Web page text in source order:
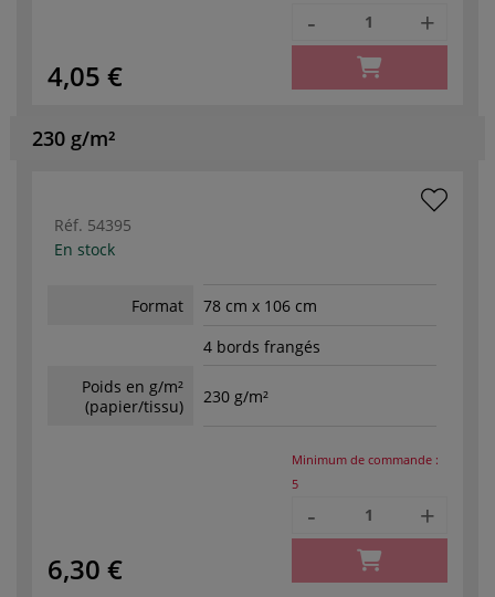
4,05 €
- +
230 g/m²
Réf. 54395
En stock
Format
78 cm x 106 cm
4 bords frangés
Poids en g/m²
(papier/tissu)
230 g/m²
6,30 €
Minimum de commande :
5
- +